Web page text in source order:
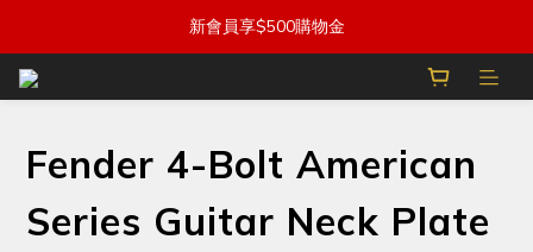
新會員享$500購物金
Fender 4-Bolt American
Series Guitar Neck Plate